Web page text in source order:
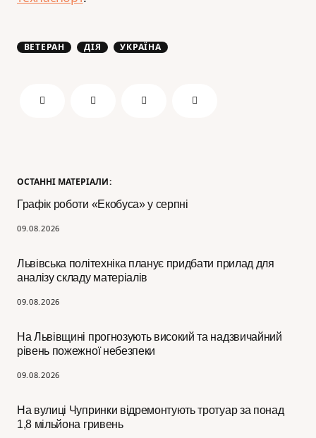
ОСТАННІ МАТЕРІАЛИ:
Графік роботи «Екобуса» у серпні
09.08.2026
Львівська політехніка планує придбати прилад для
аналізу складу матеріалів
09.08.2026
На Львівщині прогнозують високий та надзвичайний
рівень пожежної небезпеки
09.08.2026
На вулиці Чупринки відремонтують тротуар за понад
1,8 мільйона гривень
ВЕТЕРАН ДІЯ УКРАЇНА